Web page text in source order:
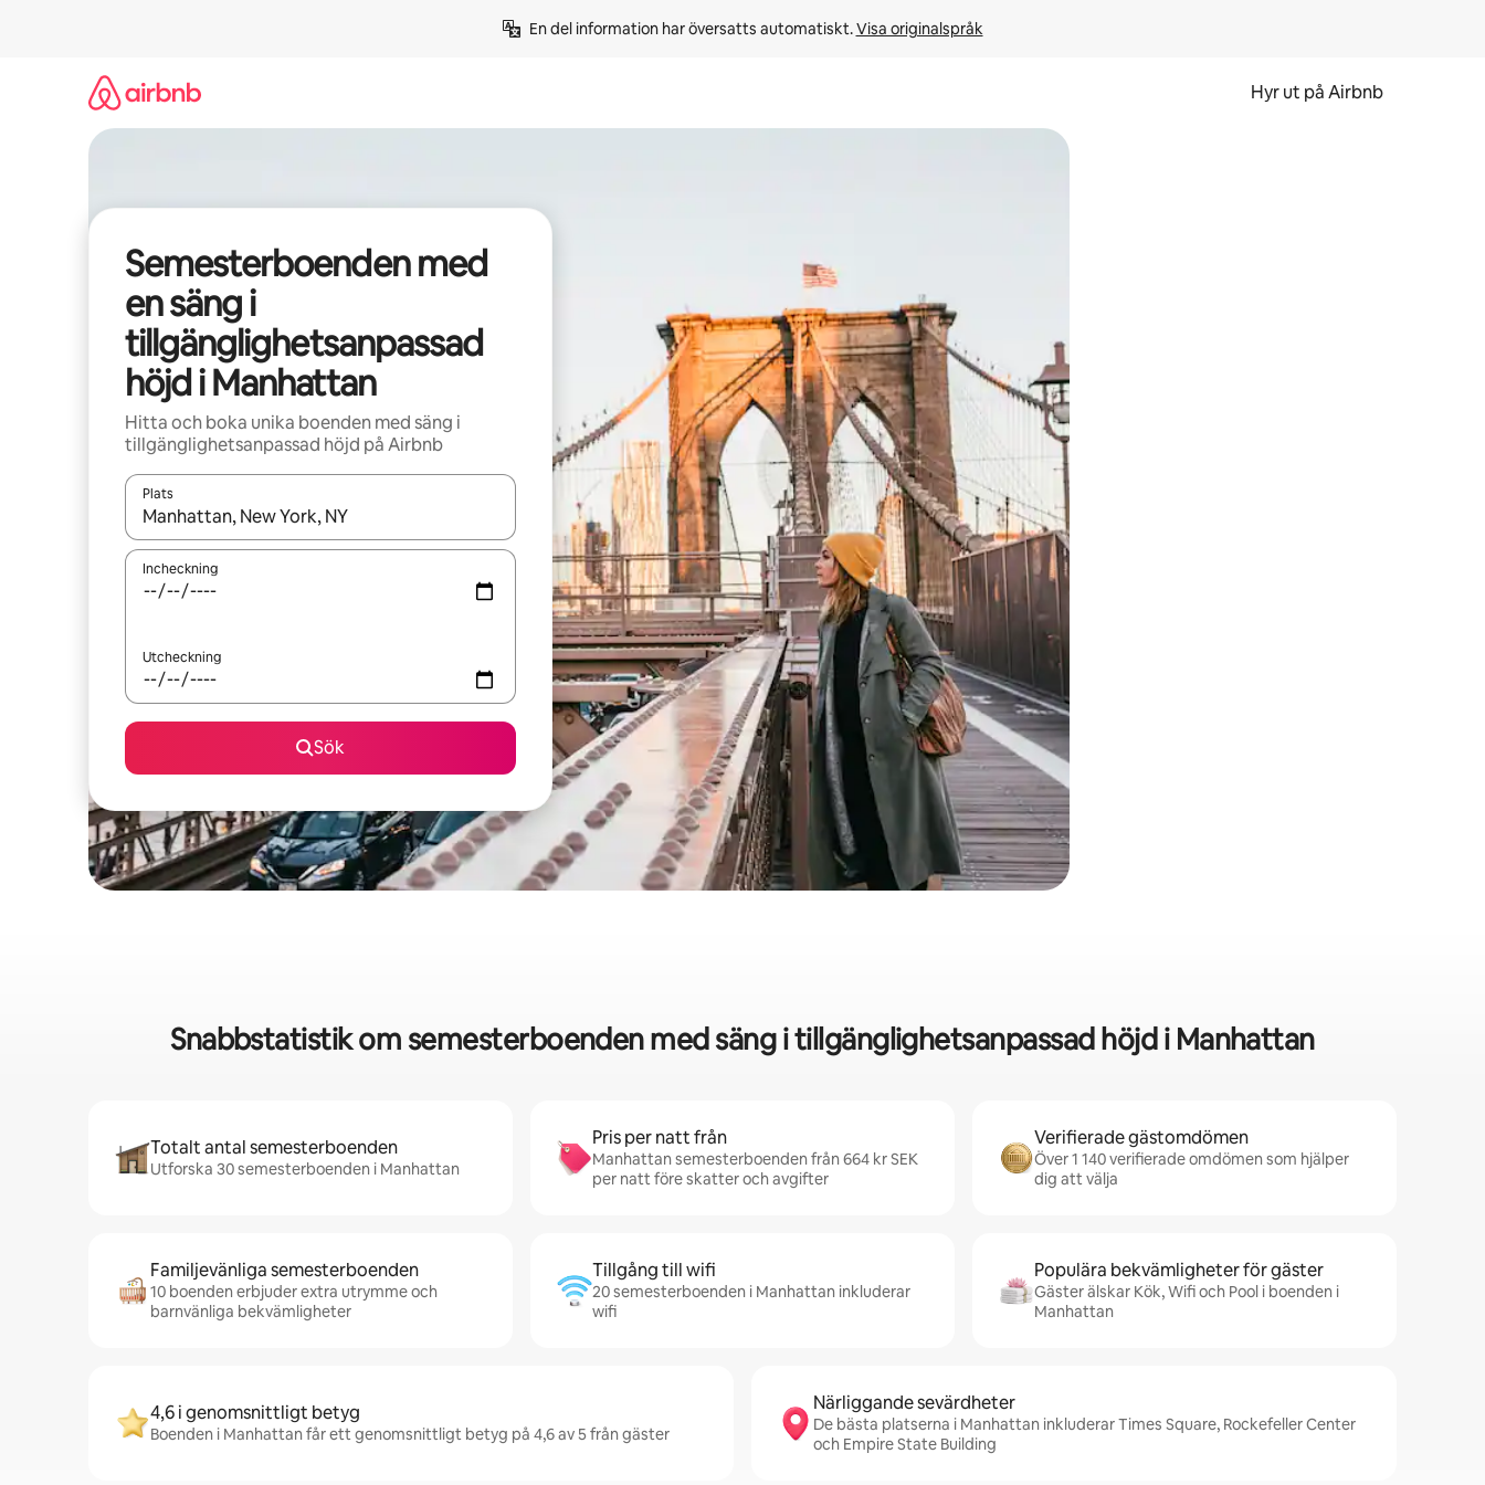
En del information har översatts automatiskt. Visa originalspråk
Hyr ut på Airbnb
Semesterboenden med
en säng i
tillgänglighetsanpassad
höjd i Manhattan
Hitta och boka unika boenden med säng i
tillgänglighetsanpassad höjd på Airbnb
Plats
När resultaten är tillgängliga kan du navigera med upp- och nedåtpilarna eller utforska genom att trycka eller svepa.
Incheckning
Utcheckning
Sök
Snabbstatistik om semesterboenden med säng i tillgänglighetsanpassad höjd i Manhattan
Totalt antal semesterboenden
Utforska 30 semesterboenden i Manhattan
Pris per natt från
Manhattan semesterboenden från 664 kr SEK
per natt före skatter och avgifter
Verifierade gästomdömen
Över 1 140 verifierade omdömen som hjälper
dig att välja
Familjevänliga semesterboenden
10 boenden erbjuder extra utrymme och
barnvänliga bekvämligheter
Tillgång till wifi
20 semesterboenden i Manhattan inkluderar
wifi
Populära bekvämligheter för gäster
Gäster älskar Kök, Wifi och Pool i boenden i
Manhattan
4,6 i genomsnittligt betyg
Boenden i Manhattan får ett genomsnittligt betyg på 4,6 av 5 från gäster
Närliggande sevärdheter
De bästa platserna i Manhattan inkluderar Times Square, Rockefeller Center
och Empire State Building